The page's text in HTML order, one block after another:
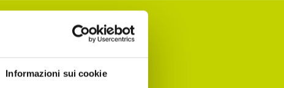
Informazioni sui cookie